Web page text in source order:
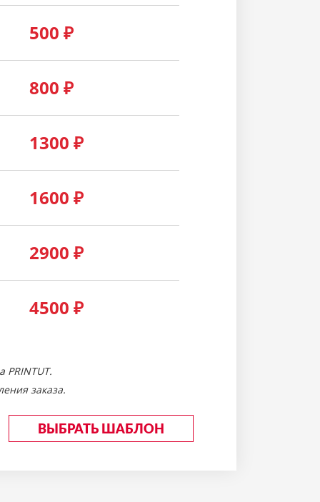
500 ₽
800 ₽
1300 ₽
1600 ₽
2900 ₽
4500 ₽
PRINTUT.
заказа.
ВЫБРАТЬ ШАБЛОН